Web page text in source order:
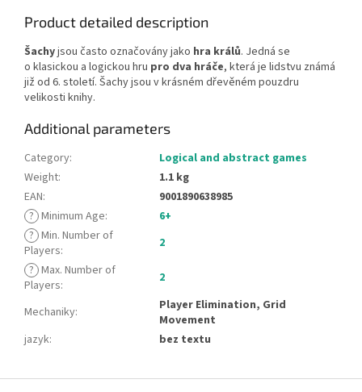
Product detailed description
Šachyjsou často označovány jako hra králů. Jedná se
o klasickou a logickou hru pro dva hráče, která je lidstvu známá
již od 6. století. Šachy jsou v krásném dřevěném pouzdru
velikosti knihy.
Additional parameters
Category:
Logical and abstract games
Weight:
1.1 kg
EAN:
9001890638985
? Minimum Age:
6+
? Min. Number of
Players:
2
? Max. Number of
Players: 2
Mechaniky:
Player Elimination, Grid
Movement
jazyk: bez textu